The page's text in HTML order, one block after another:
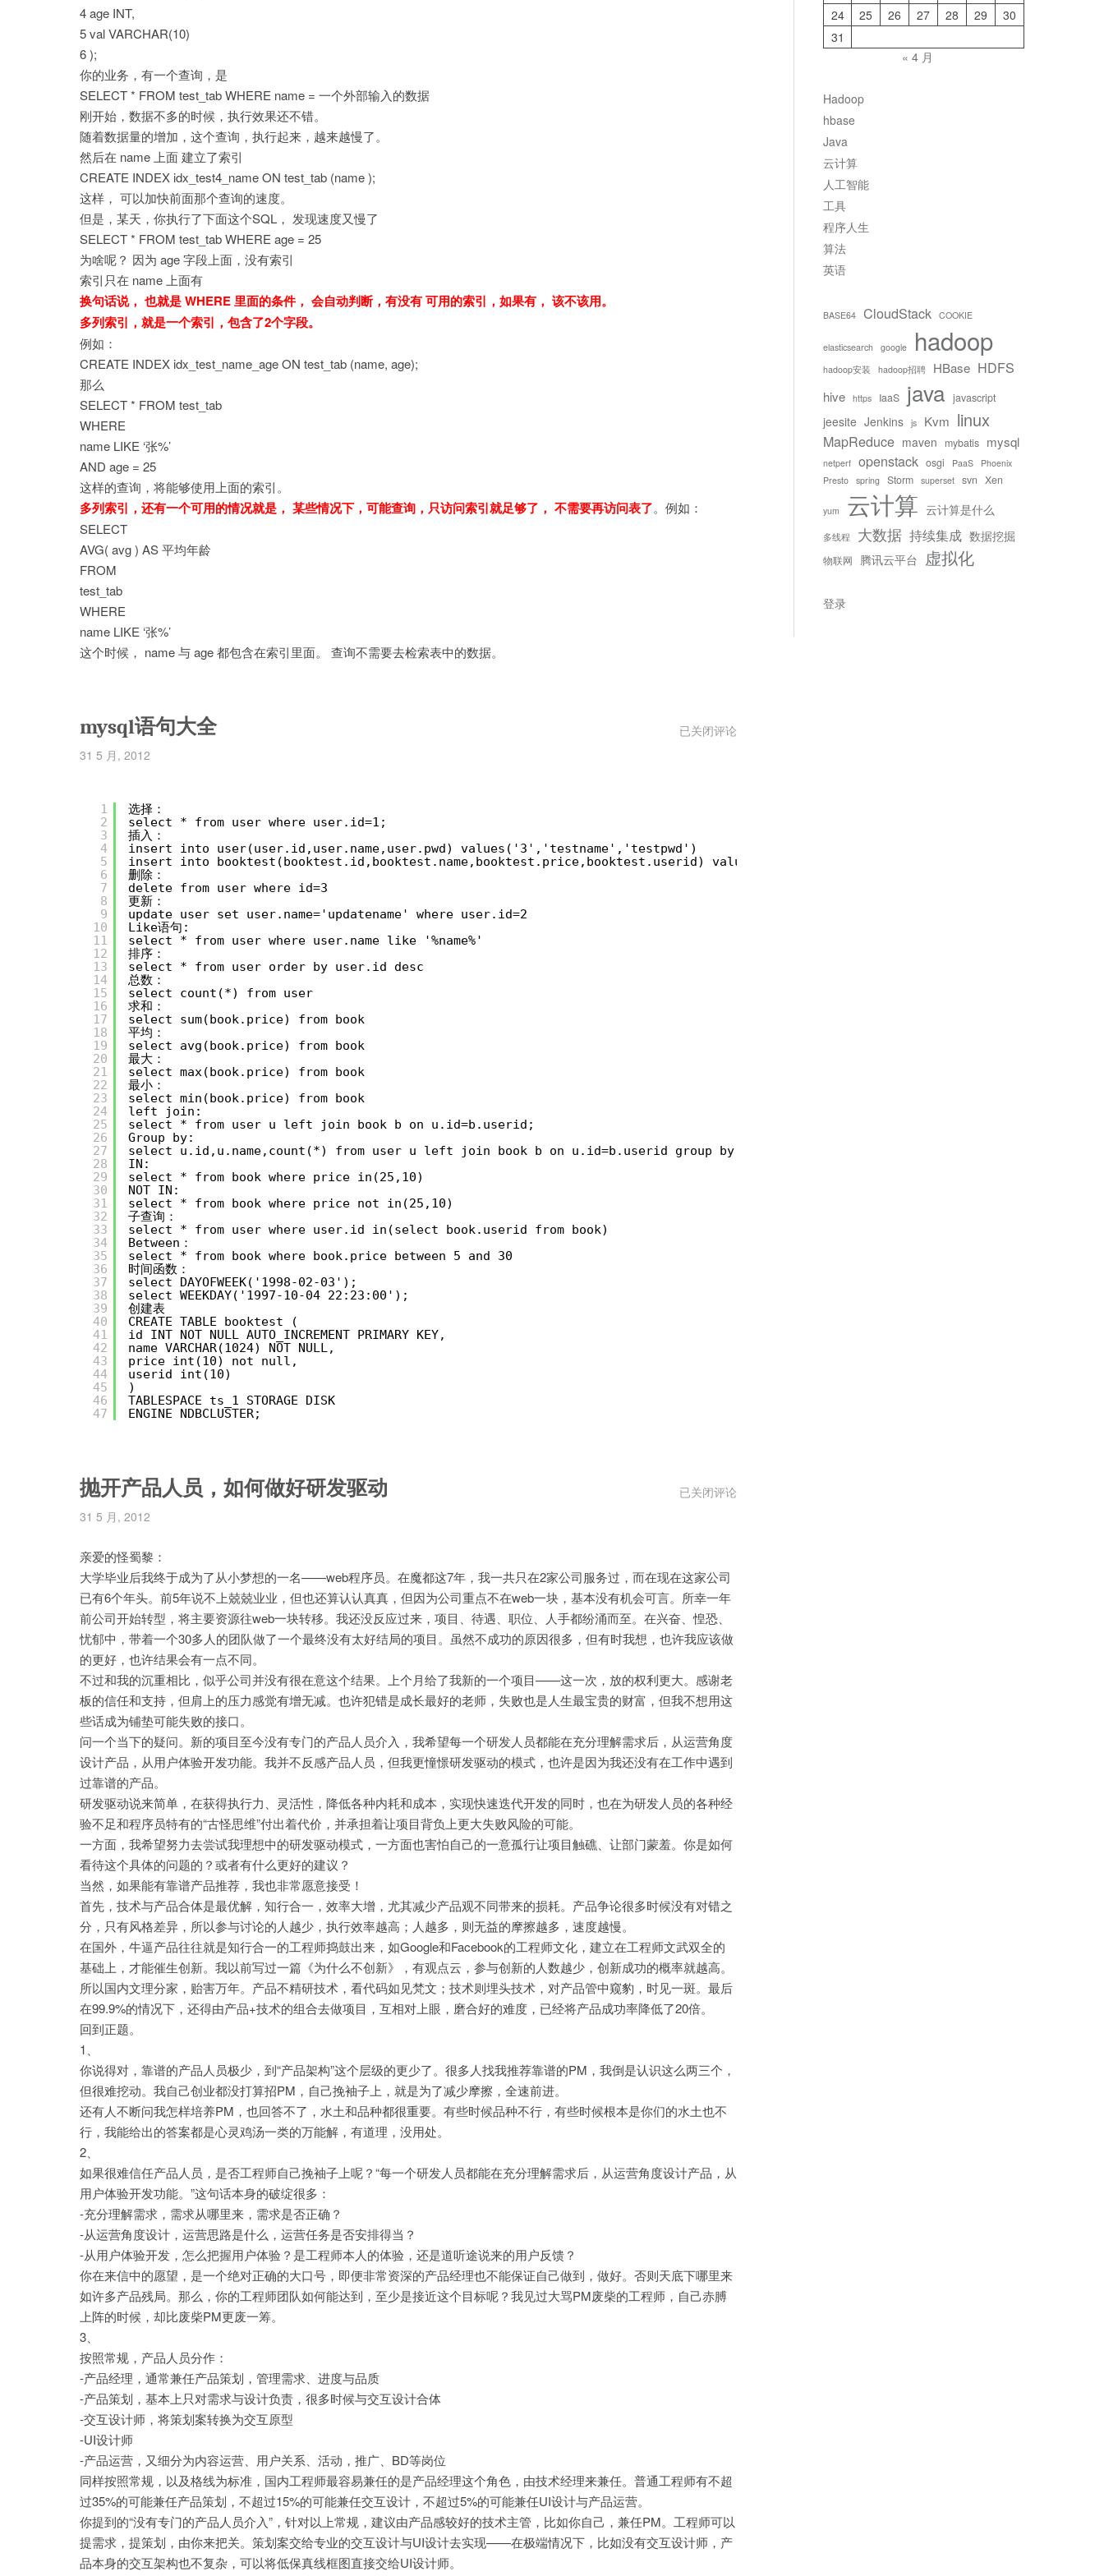
4 age INT,
5 val VARCHAR(10)
6 );
你的业务，有一个查询，是
SELECT * FROM test_tab WHERE name = 一个外部输入的数据
刚开始，数据不多的时候，执行效果还不错。
随着数据量的增加，这个查询，执行起来，越来越慢了。
然后在 name 上面 建立了索引
CREATE INDEX idx_test4_name ON test_tab (name );
这样， 可以加快前面那个查询的速度。
但是，某天，你执行了下面这个SQL， 发现速度又慢了
SELECT * FROM test_tab WHERE age = 25
为啥呢？ 因为 age 字段上面，没有索引
索引只在 name 上面有
换句话说， 也就是 WHERE 里面的条件， 会自动判断，有没有 可用的索引，如果有， 该不该用。
多列索引，就是一个索引，包含了2个字段。
例如：
CREATE INDEX idx_test_name_age ON test_tab (name, age);
那么
SELECT * FROM test_tab
WHERE
name LIKE ‘张%’
AND age = 25
这样的查询，将能够使用上面的索引。
多列索引，还有一个可用的情况就是， 某些情况下，可能查询，只访问索引就足够了， 不需要再访问表了。例如：
SELECT
AVG( avg ) AS 平均年龄
FROM
test_tab
WHERE
name LIKE ‘张%’
这个时候， name 与 age 都包含在索引里面。 查询不需要去检索表中的数据。
mysql语句大全
31 5 月, 2012
mysql
已关闭评论
1
2
3
4
5
6
7
8
9
10
11
12
13
14
15
16
17
18
19
20
21
22
23
24
25
26
27
28
29
30
31
32
33
34
35
36
37
38
39
40
41
42
43
44
45
46
47
选择：
select * from user where user.id=1;
插入：
insert into user(user.id,user.name,user.pwd) values('3','testname','testpwd')
insert into booktest(booktest.id,booktest.name,booktest.price,booktest.userid) values(1,'好书名',15,null)
删除：
delete from user where id=3
更新：
update user set user.name='updatename' where user.id=2
Like语句:
select * from user where user.name like '%name%'
排序：
select * from user order by user.id desc
总数：
select count(*) from user
求和：
select sum(book.price) from book
平均：
select avg(book.price) from book
最大：
select max(book.price) from book
最小：
select min(book.price) from book
left join:
select * from user u left join book b on u.id=b.userid;
Group by:
select u.id,u.name,count(*) from user u left join book b on u.id=b.userid group by u.id;
IN:
select * from book where price in(25,10)
NOT IN:
select * from book where price not in(25,10)
子查询：
select * from user where user.id in(select book.userid from book)
Between：
select * from book where book.price between 5 and 30
时间函数：
select DAYOFWEEK('1998-02-03');
select WEEKDAY('1997-10-04 22:23:00');
创建表
CREATE TABLE booktest (
id INT NOT NULL AUTO_INCREMENT PRIMARY KEY,
name VARCHAR(1024) NOT NULL,
price int(10) not null,
userid int(10)
)
TABLESPACE ts_1 STORAGE DISK
ENGINE NDBCLUSTER;
抛开产品人员，如何做好研发驱动
31 5 月, 2012
抛
员，
如
何
做
好
发
驱
已关闭评论
亲爱的怪蜀黎：
大学毕业后我终于成为了从小梦想的一名——web程序员。在魔都这7年，我一共只在2家公司服务过，而在现在这家公司
已有6个年头。前5年说不上兢兢业业，但也还算认认真真，但因为公司重点不在web一块，基本没有机会可言。所幸一年
前公司开始转型，将主要资源往web一块转移。我还没反应过来，项目、待遇、职位、人手都纷涌而至。在兴奋、惶恐、
忧郁中，带着一个30多人的团队做了一个最终没有太好结局的项目。虽然不成功的原因很多，但有时我想，也许我应该做
的更好，也许结果会有一点不同。
不过和我的沉重相比，似乎公司并没有很在意这个结果。上个月给了我新的一个项目——这一次，放的权利更大。感谢老
板的信任和支持，但肩上的压力感觉有增无减。也许犯错是成长最好的老师，失败也是人生最宝贵的财富，但我不想用这
些话成为铺垫可能失败的接口。
问一个当下的疑问。新的项目至今没有专门的产品人员介入，我希望每一个研发人员都能在充分理解需求后，从运营角度
设计产品，从用户体验开发功能。我并不反感产品人员，但我更憧憬研发驱动的模式，也许是因为我还没有在工作中遇到
过靠谱的产品。
研发驱动说来简单，在获得执行力、灵活性，降低各种内耗和成本，实现快速迭代开发的同时，也在为研发人员的各种经
验不足和程序员特有的“古怪思维”付出着代价，并承担着让项目背负上更大失败风险的可能。
一方面，我希望努力去尝试我理想中的研发驱动模式，一方面也害怕自己的一意孤行让项目触礁、让部门蒙羞。你是如何
看待这个具体的问题的？或者有什么更好的建议？
当然，如果能有靠谱产品推荐，我也非常愿意接受！
首先，技术与产品合体是最优解，知行合一，效率大增，尤其减少产品观不同带来的损耗。产品争论很多时候没有对错之
分，只有风格差异，所以参与讨论的人越少，执行效率越高；人越多，则无益的摩擦越多，速度越慢。
在国外，牛逼产品往往就是知行合一的工程师捣鼓出来，如Google和Facebook的工程师文化，建立在工程师文武双全的
基础上，才能催生创新。我以前写过一篇《为什么不创新》，有观点云，参与创新的人数越少，创新成功的概率就越高。
所以国内文理分家，贻害万年。产品不精研技术，看代码如见梵文；技术则埋头技术，对产品管中窥豹，时见一斑。最后
在99.9%的情况下，还得由产品+技术的组合去做项目，互相对上眼，磨合好的难度，已经将产品成功率降低了20倍。
回到正题。
1、
你说得对，靠谱的产品人员极少，到“产品架构”这个层级的更少了。很多人找我推荐靠谱的PM，我倒是认识这么两三个，
但很难挖动。我自己创业都没打算招PM，自己挽袖子上，就是为了减少摩擦，全速前进。
还有人不断问我怎样培养PM，也回答不了，水土和品种都很重要。有些时候品种不行，有些时候根本是你们的水土也不
行，我能给出的答案都是心灵鸡汤一类的万能解，有道理，没用处。
2、
如果很难信任产品人员，是否工程师自己挽袖子上呢？“每一个研发人员都能在充分理解需求后，从运营角度设计产品，从
用户体验开发功能。”这句话本身的破绽很多：
-充分理解需求，需求从哪里来，需求是否正确？
-从运营角度设计，运营思路是什么，运营任务是否安排得当？
-从用户体验开发，怎么把握用户体验？是工程师本人的体验，还是道听途说来的用户反馈？
你在来信中的愿望，是一个绝对正确的大口号，即便非常资深的产品经理也不能保证自己做到，做好。否则天底下哪里来
如许多产品残局。那么，你的工程师团队如何能达到，至少是接近这个目标呢？我见过大骂PM废柴的工程师，自己赤膊
上阵的时候，却比废柴PM更废一筹。
3、
按照常规，产品人员分作：
-产品经理，通常兼任产品策划，管理需求、进度与品质
-产品策划，基本上只对需求与设计负责，很多时候与交互设计合体
-交互设计师，将策划案转换为交互原型
-UI设计师
-产品运营，又细分为内容运营、用户关系、活动，推广、BD等岗位
同样按照常规，以及格线为标准，国内工程师最容易兼任的是产品经理这个角色，由技术经理来兼任。普通工程师有不超
过35%的可能兼任产品策划，不超过15%的可能兼任交互设计，不超过5%的可能兼任UI设计与产品运营。
你提到的“没有专门的产品人员介入”，针对以上常规，建议由产品感较好的技术主管，比如你自己，兼任PM。工程师可以
提需求，提策划，由你来把关。策划案交给专业的交互设计与UI设计去实现——在极端情况下，比如没有交互设计师，产
品本身的交互架构也不复杂，可以将低保真线框图直接交给UI设计师。
24
25 26 27 28 29
30
31
« 4 月
Hadoop
hbase
Java
云计算
人工智能
工具
程序人生
算法
英语
BASE64 CloudStack COOKIE
elasticsearch google hadoop
hadoop安装 hadoop招聘 HBase HDFS
hive https IaaS java javascript
jeesite Jenkins js Kvm linux
MapReduce maven mybatis mysql
netperf openstack osgi PaaS
Phoenix
Presto spring Storm superset svn Xen
yum 云计算 云计算是什么
多线程 大数据 持续集成 数据挖掘
物联网 腾讯云平台 虚拟化
登录